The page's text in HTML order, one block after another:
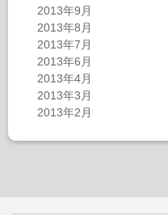
2013年9月
2013年8月
2013年7月
2013年6月
2013年4月
2013年3月
2013年2月